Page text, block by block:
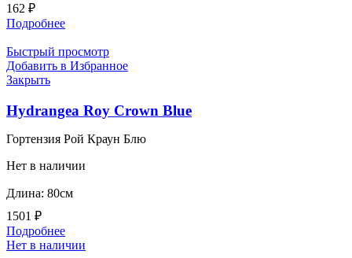
162 ₽
Подробнее
Быстрый просмотр
Добавить в Избранное
Закрыть
Hydrangea Roy Crown Blue
Гортензия Рой Краун Блю
Нет в наличии
Длина: 80см
1501 ₽
Подробнее
Нет в наличии